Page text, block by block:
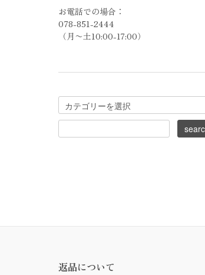
お電話での場合：
078-851-2444
（月〜土10:00-17:00）
返品について